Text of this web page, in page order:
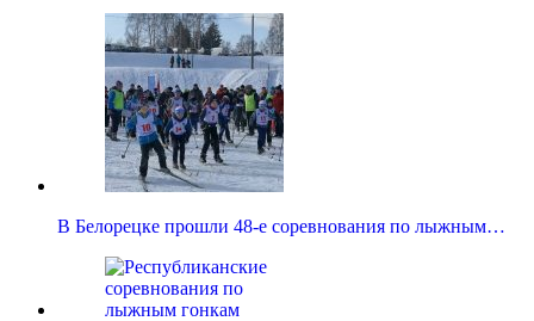
В Белорецке прошли 48-е соревнования по лыжным…